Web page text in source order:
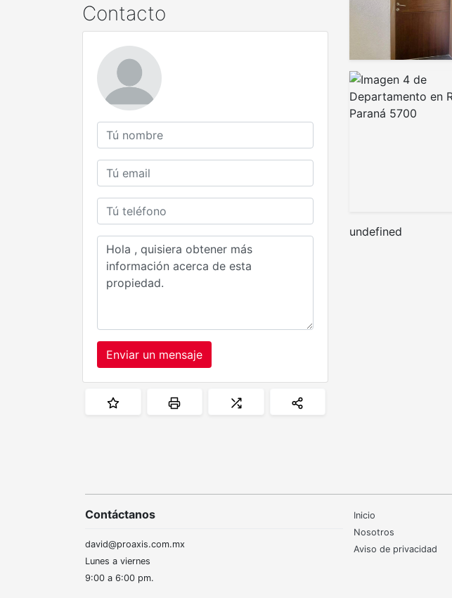
Contacto
Enviar un mensaje
undefined
Contáctanos
david@proaxis.com.mx
Lunes a viernes
9:00 a 6:00 pm.
Inicio
Nosotros
Aviso de privacidad